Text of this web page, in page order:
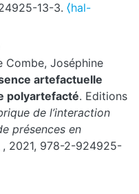
13-3. ⟨hal-
Combe, Joséphine
artefactuelle
polyartefacté. Editions
de l’interaction
présences en
, 2021, 978-2-924925-